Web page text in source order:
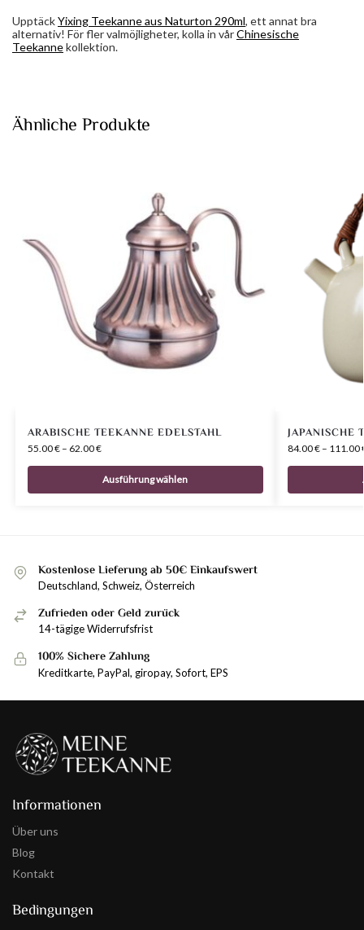
UpptäckYixing Teekanne aus Naturton 290ml, ett annat bra
alternativ! För fler valmöjligheter, kolla in vårChinesische
Teekannekollektion.
Ähnliche Produkte
ARABISCHE TEEKANNE EDELSTAHL
55.00€ – 62.00€
Ausführung wählen
JAPANISCHE
84.00€ – 111.00
Kostenlose Lieferung ab 50€ Einkaufswert
Deutschland, Schweiz, Österreich
Zufrieden oder Geld zurück
14-tägige Widerrufsfrist
100% Sichere Zahlung
Kreditkarte, PayPal, giropay, Sofort, EPS
Informationen
Über uns
Blog
Kontakt
Bedingungen